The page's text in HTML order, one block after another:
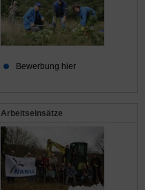
Bewerbung hier
Arbeitseinsätze